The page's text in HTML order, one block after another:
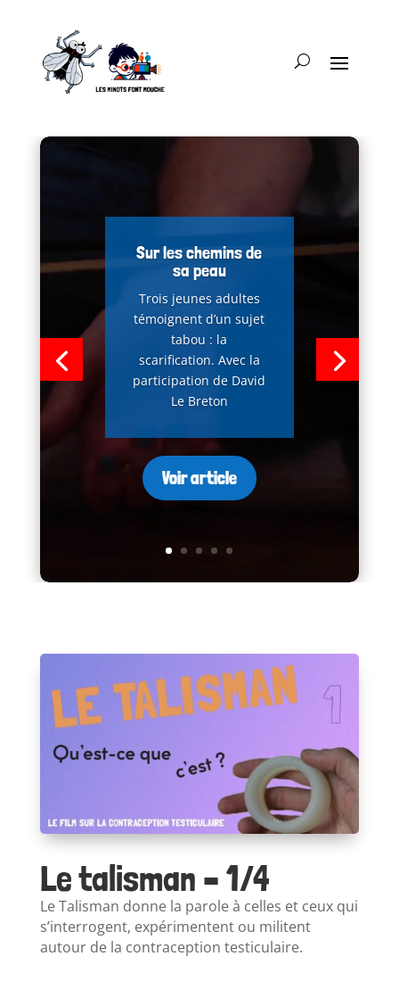
Sur les chemins de
sa peau
Trois jeunes adultes
témoignent d’un sujet
tabou : la
scarification. Avec la
participation de David
Le Breton
Voir article
Le talisman – 1/4
Le Talisman donne la parole à celles et ceux qui
s’interrogent, expérimentent ou militent
autour de la contraception testiculaire.